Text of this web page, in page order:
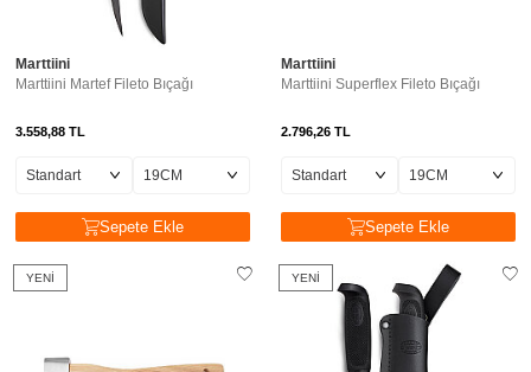
Marttiini
Marttiini Martef Fileto Bıçağı
3.558,88 TL
Sepete Ekle
Marttiini
Marttiini Superflex Fileto Bıçağı
2.796,26 TL
Sepete Ekle
YENI YENI